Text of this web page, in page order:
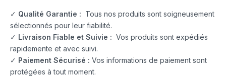
✓ Qualité Garantie : Tous nos produits sont soigneusement
sélectionnés pour leur fiabilité.
✓ Livraison Fiable et Suivie : Vos produits sont expédiés
rapidemente et avec suivi.
✓ Paiement Sécurisé : Vos informations de paiement sont
protégées à tout moment.